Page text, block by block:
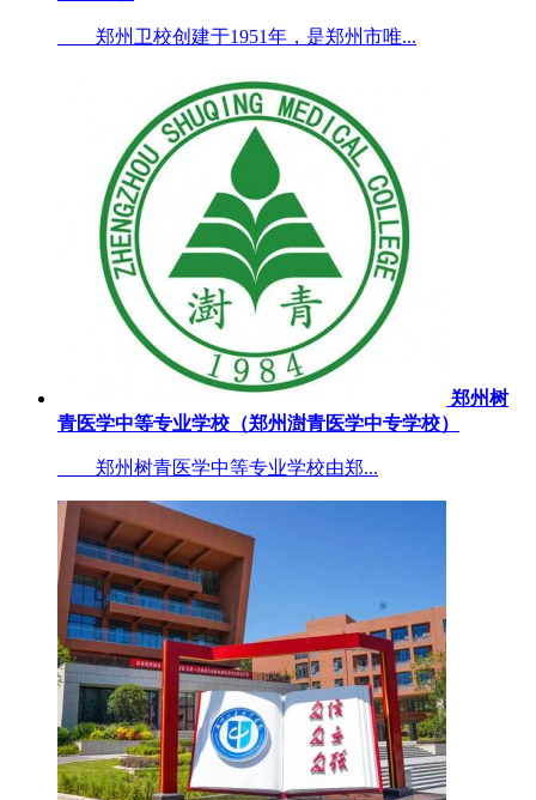
郑州卫校创建于1951年，是郑州市唯...
郑州树
青医学中等专业学校（郑州澍青医学中专学校）
郑州树青医学中等专业学校由郑...